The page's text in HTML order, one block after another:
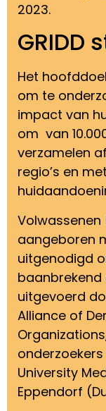
2023.
GRIDD
Het
om te
impact van
om van
verzamelen
regio’s en
Volwassenen
aangeboren
uitgenodigd
uitgevoerd
Alliance of
University
Eppendorf